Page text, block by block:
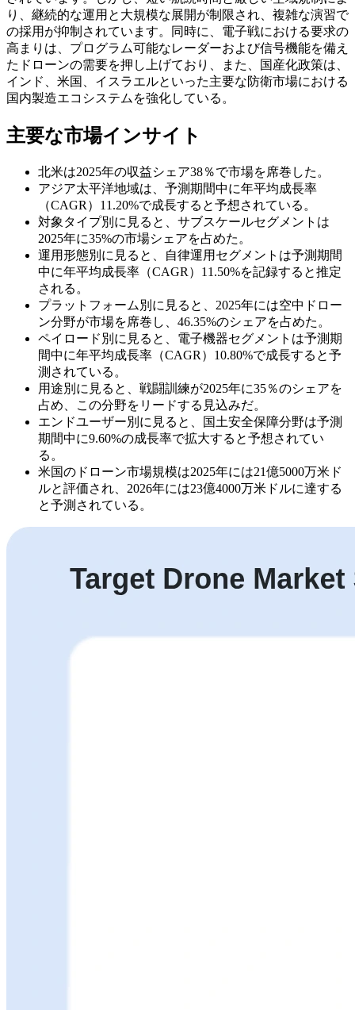
り、継続的な運用と大規模な展開が制限され、複雑な演習で
の採用が抑制されています。同時に、電子戦における要求の
高まりは、プログラム可能なレーダーおよび信号機能を備え
たドローンの需要を押し上げており、また、国産化政策は、
インド、米国、イスラエルといった主要な防衛市場における
国内製造エコシステムを強化している。
主要な市場インサイト
北米は2025年の収益シェア38％で市場を席巻した。
アジア太平洋地域は、予測期間中に年平均成長率
（CAGR）11.20%で成長すると予想されている。
対象タイプ別に見ると、サブスケールセグメントは
2025年に35%の市場シェアを占めた。
運用形態別に見ると、自律運用セグメントは予測期間
中に年平均成長率（CAGR）11.50%を記録すると推定
される。
プラットフォーム別に見ると、2025年には空中ドロー
ン分野が市場を席巻し、46.35%のシェアを占めた。
ペイロード別に見ると、電子機器セグメントは予測期
間中に年平均成長率（CAGR）10.80%で成長すると予
測されている。
用途別に見ると、戦闘訓練が2025年に35％のシェアを
占め、この分野をリードする見込みだ。
エンドユーザー別に見ると、国土安全保障分野は予測
期間中に9.60%の成長率で拡大すると予想されてい
る。
米国のドローン市場規模は2025年には21億5000万米ド
ルと評価され、2026年には23億4000万米ドルに達する
と予測されている。